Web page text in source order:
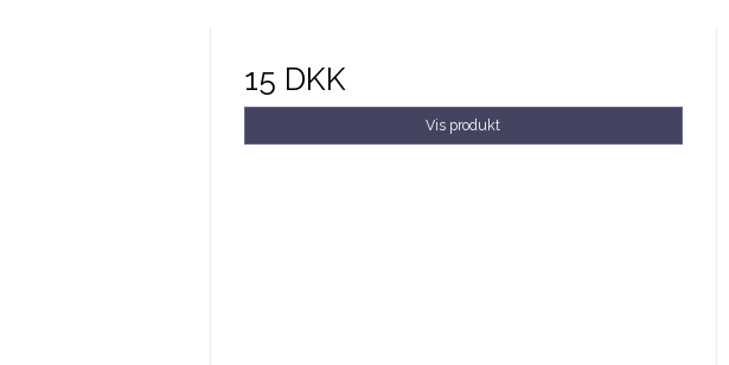
15 DKK
Vis produkt